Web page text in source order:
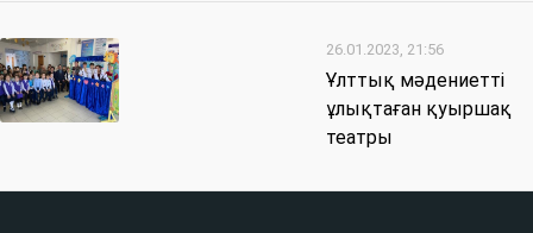
26.01.2023, 21:56
Ұлттық мәдениетті
ұлықтаған қуыршақ
театры